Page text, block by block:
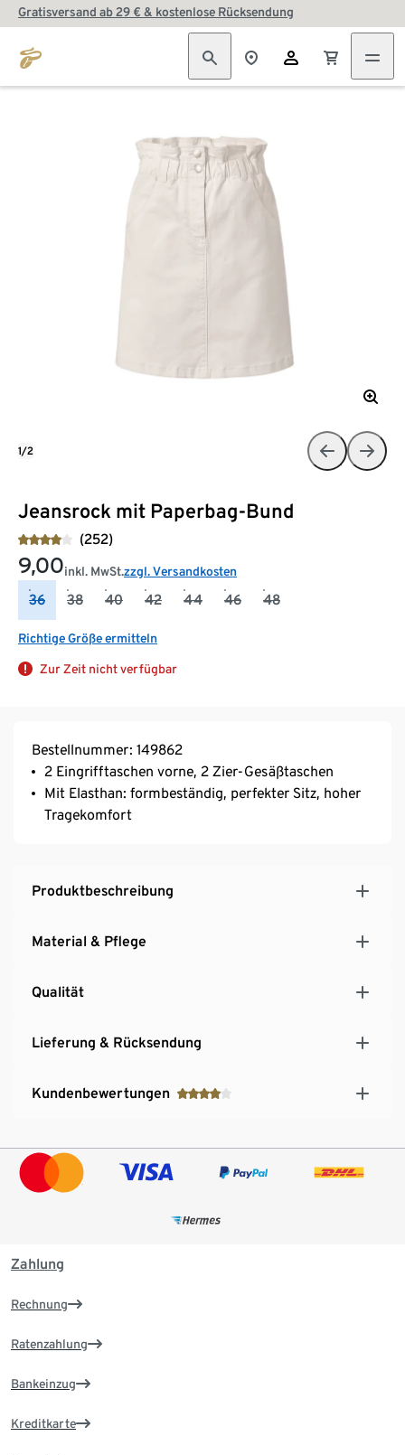
Gratisversand ab 29 € & kostenlose Rücksendung
Jeansrock mit Paperbag-Bund
(252)
9,00inkl. MwSt.zzgl. Versandkosten
36 38 40 42 44 46 48
Richtige Größe ermitteln
Zur Zeit nicht verfügbar
1/2
Bestellnummer: 149862
2 Eingrifftaschen vorne, 2 Zier-Gesäßtaschen
Mit Elasthan: formbeständig, perfekter Sitz, hoher
Tragekomfort
Produktbeschreibung
Material & Pflege
Qualität
Lieferung & Rücksendung
Kundenbewertungen
Zahlung
Rechnung
Ratenzahlung
Bankeinzug
Kreditkarte